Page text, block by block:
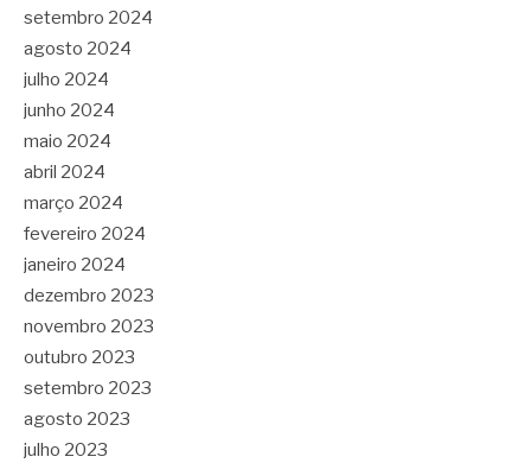
setembro 2024
agosto 2024
julho 2024
junho 2024
maio 2024
abril 2024
março 2024
fevereiro 2024
janeiro 2024
dezembro 2023
novembro 2023
outubro 2023
setembro 2023
agosto 2023
julho 2023